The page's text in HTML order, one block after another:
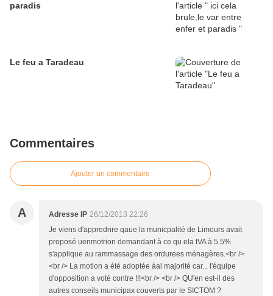
paradis
Le feu a Taradeau
Commentaires
Ajouter un commentaire
A Adresse IP 26/12/2013 22:26
Je viens d'apprednre qaue la municpalité de Limours avait
proposé uenmotrion demandant à ce qu ela tVA à 5.5%
s'applique au rammassage des ordurees ménagères.<br />
<br /> La motion a été adoptée àal majorité car... l'équipe
d'opposition a voté contre !!!<br /> <br /> QU'en est-il des
autres conseils municipax couverts par le SICTOM ?